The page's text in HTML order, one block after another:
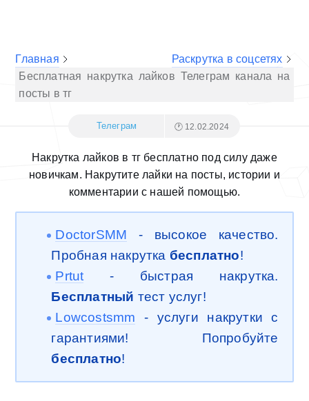
Главная
Раскрутка в соцсетях
Бесплатная накрутка лайков Телеграм канала на
посты в тг
Телеграм 🕐 12.02.2024
Накрутка лайков в тг бесплатно под силу даже
новичкам. Накрутите лайки на посты, истории и
комментарии с нашей помощью.
DoctorSMM - высокое качество.
Пробная накрутка бесплатно!
Prtut - быстрая накрутка.
Бесплатный тест услуг!
Lowcostsmm - услуги накрутки с
гарантиями! Попробуйте
бесплатно!